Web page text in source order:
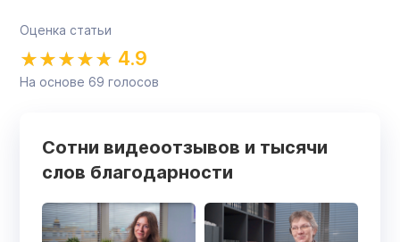
Оценка статьи
4.9
На основе 69 голосов
Сотни видеоотзывов и тысячи
слов благодарности